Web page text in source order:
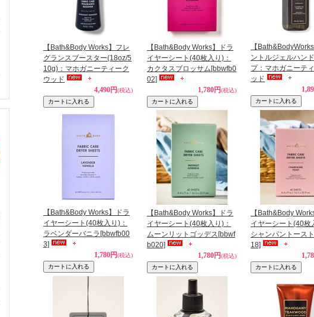
【Bath&Body Works】フレ
グランスブースター(18oz/5
10g)：マホガニーティーク
ウッド
4,490円(税込)
【Bath&Body Works】ドラ
イヤーシート(40枚入り)：
カクタスブロッサム [bbwfb0
02]
1,780円(税込)
【
ントルジェルハン
プ：マホガニーテ
ッド
【Bath&Body Works】ドラ
イヤーシート(40枚入り)：
ラベンダーバニラ [bbwfb00
3]
1,780円(税込)
【Bath&Body Works】ドラ
イヤーシート(40枚入り)：
ムーンリットゴッデス [bbwf
b020]
1,780円(税込)
【Bath&Body
イヤーシート(40枚
シャンパントースト
18]